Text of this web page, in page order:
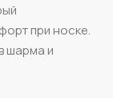
при носке.
шарма и